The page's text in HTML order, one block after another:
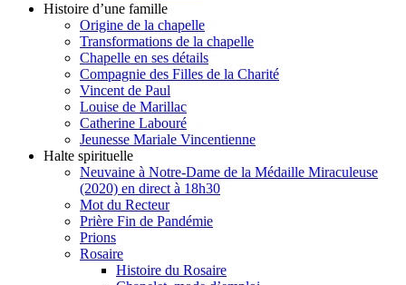
Histoire d’une famille
Origine de la chapelle
Transformations de la chapelle
Chapelle en ses détails
Compagnie des Filles de la Charité
Vincent de Paul
Louise de Marillac
Catherine Labouré
Jeunesse Mariale Vincentienne
Halte spirituelle
Neuvaine à Notre-Dame de la Médaille Miraculeuse
(2020) en direct à 18h30
Mot du Recteur
Prière Fin de Pandémie
Prions
Rosaire
Histoire du Rosaire